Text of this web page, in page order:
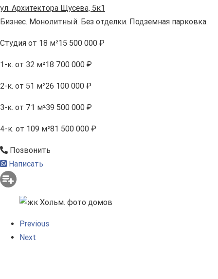
ул. Архитектора Щусева, 5к1
Бизнес. Монолитный. Без отделки. Подземная парковка.
Студия от 18 м²15 500 000 ₽
1-к. от 32 м²18 700 000 ₽
2-к. от 51 м²26 100 000 ₽
3-к. от 71 м²39 500 000 ₽
4-к. от 109 м²81 500 000 ₽
Позвонить
Написать
Previous
Next